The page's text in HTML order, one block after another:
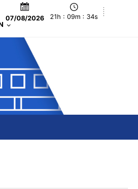
07/08/2026 21h : 09m : 35s